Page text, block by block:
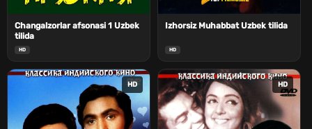
Changalzorlar afsonasi 1 Uzbek
tilida
HD
Izhorsiz Muhabbat Uzbek tilida
HD
HD HD